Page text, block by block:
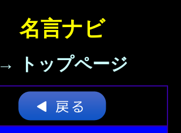
名言ナビ
→ トップページ